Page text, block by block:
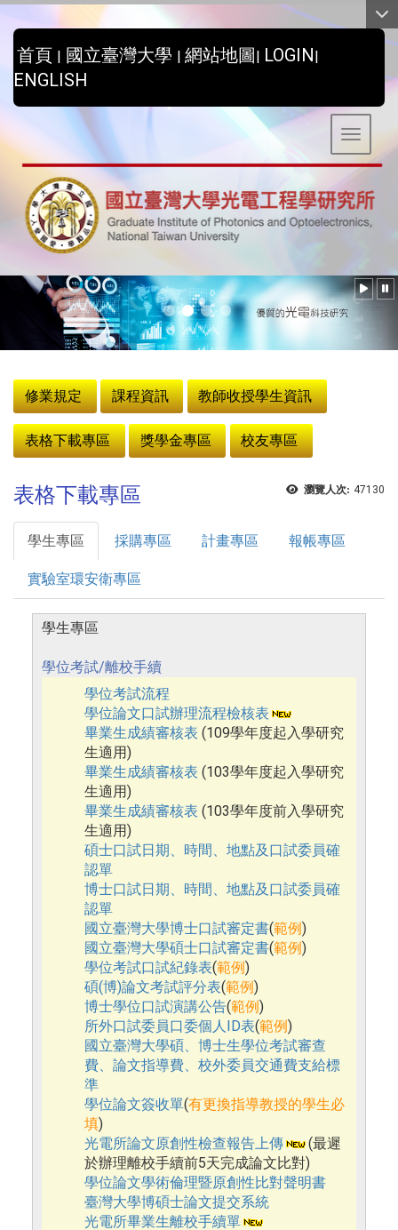
首頁 | 國立臺灣大學 | 網站地圖| LOGIN|
ENGLISH
Toggle
修業規定
課程資訊 教師收授學生資訊
表格下載專區 獎學金專區 校友專區
瀏覽人次: 47130
表格下載專區
學生專區 採購專區 計畫專區 報帳專區
實驗室環安衛專區
學生專區
學位考試/離校手續
學位考試流程
學位論文口試辦理流程檢核表
畢業生成績審核表 (109學年度起入學研究
生適用)
畢業生成績審核表 (103學年度起入學研究
生適用)
畢業生成績審核表 (103學年度前入學研究
生適用)
碩士口試日期、時間、地點及口試委員確
認單
博士口試日期、時間、地點及口試委員確
認單
國立臺灣大學博士口試審定書(範例)
國立臺灣大學碩士口試審定書(範例)
學位考試口試紀錄表(範例)
碩(博)論文考試評分表(範例)
博士學位口試演講公告(範例)
所外口試委員口委個人ID表(範例)
國立臺灣大學碩、博士生學位考試審查
費、論文指導費、校外委員交通費支給標
準
學位論文簽收單(有更換指導教授的學生必
填)
光電所論文原創性檢查報告上傳
(最遲
於辦理離校手續前5天完成論文比對)
學位論文學術倫理暨原創性比對聲明書
臺灣大學博碩士論文提交系統
光電所畢業生離校手續單